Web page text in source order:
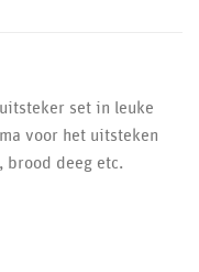
set in leuke
voor het uitsteken
brood deeg etc.